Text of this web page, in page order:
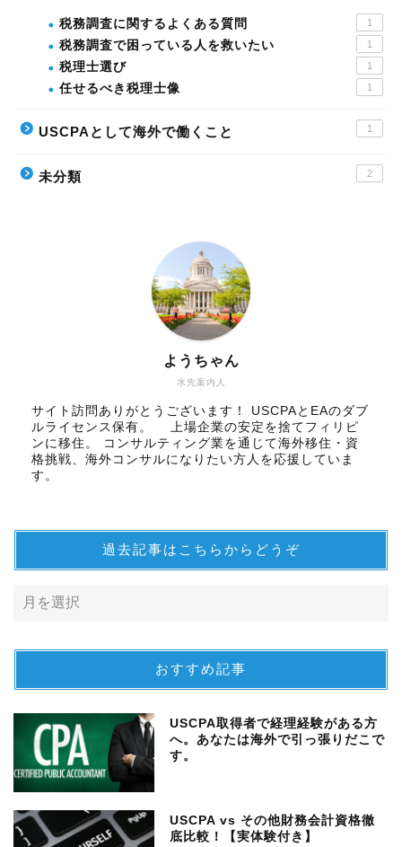
税務調査に関するよくある質問 1
税務調査で困っている人を救いたい 1
税理士選び 1
任せるべき税理士像 1
USCPAとして海外で働くこと 1
未分類 2
水先案内人
ようちゃん
サイト訪問ありがとうございます！ USCPAとEAのダブ
ルライセンス保有。 上場企業の安定を捨てフィリピ
ンに移住。 コンサルティング業を通じて海外移住・資
格挑戦、海外コンサルになりたい方人を応援していま
す。
過去記事はこちらからどうぞ
おすすめ記事
USCPA取得者で経理経験がある方
へ。あなたは海外で引っ張りだこで
す。
USCPA vs その他財務会計資格徹
底比較！【実体験付き】